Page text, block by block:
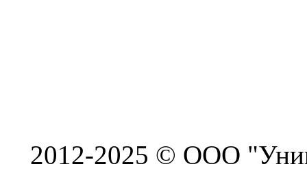
2012-2025 © ООО